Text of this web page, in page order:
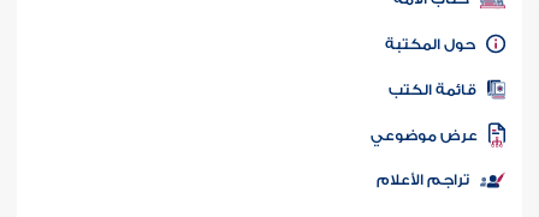
كتاب الأمة
المكتبة
الكتب
موضوعي